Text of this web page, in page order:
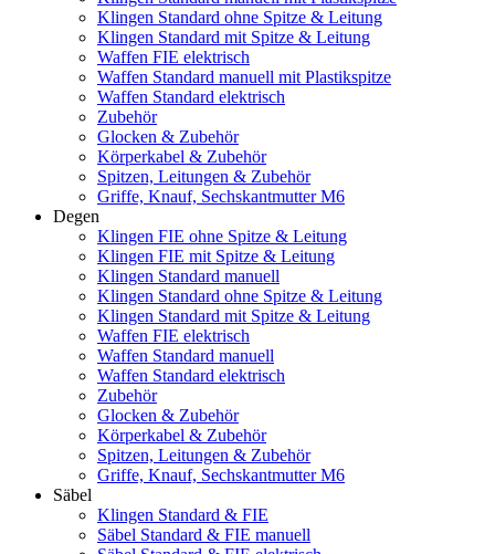
Klingen Standard ohne Spitze & Leitung
Klingen Standard mit Spitze & Leitung
Waffen FIE elektrisch
Waffen Standard manuell mit Plastikspitze
Waffen Standard elektrisch
Zubehör
Glocken & Zubehör
Körperkabel & Zubehör
Spitzen, Leitungen & Zubehör
Griffe, Knauf, Sechskantmutter M6
Degen
Klingen FIE ohne Spitze & Leitung
Klingen FIE mit Spitze & Leitung
Klingen Standard manuell
Klingen Standard ohne Spitze & Leitung
Klingen Standard mit Spitze & Leitung
Waffen FIE elektrisch
Waffen Standard manuell
Waffen Standard elektrisch
Zubehör
Glocken & Zubehör
Körperkabel & Zubehör
Spitzen, Leitungen & Zubehör
Griffe, Knauf, Sechskantmutter M6
Säbel
Klingen Standard & FIE
Säbel Standard & FIE manuell